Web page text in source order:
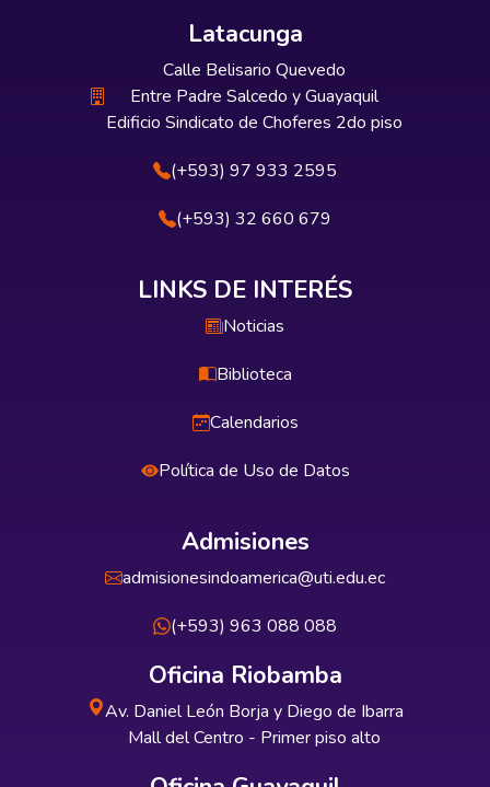
Latacunga
Calle Belisario Quevedo
Entre Padre Salcedo y Guayaquil
Edificio Sindicato de Choferes 2do piso
(+593) 97 933 2595
(+593) 32 660 679
LINKS DE INTERÉS
Noticias
Biblioteca
Calendarios
Política de Uso de Datos
Admisiones
admisionesindoamerica@uti.edu.ec
(+593) 963 088 088
Oficina Riobamba
Av. Daniel León Borja y Diego de Ibarra
Mall del Centro - Primer piso alto